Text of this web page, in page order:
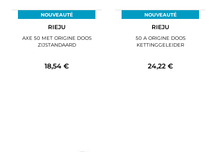
NOUVEAUTÉ
RIEJU
AXE 50 MET ORIGINE DOOS
ZIJSTANDAARD
18,54 €
NOUVEAUTÉ
RIEJU
50 A ORIGINE DOOS
KETTINGGELEIDER
24,22 €